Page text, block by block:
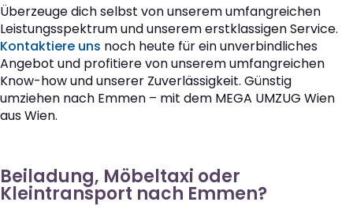
Überzeuge dich selbst von unserem umfangreichen
Leistungsspektrum und unserem erstklassigen Service.
Kontaktiere uns noch heute für ein unverbindliches
Angebot und profitiere von unserem umfangreichen
Know-how und unserer Zuverlässigkeit. Günstig
umziehen nach Emmen – mit dem MEGA UMZUG Wien
aus Wien.
Beiladung, Möbeltaxi oder
Kleintransport nach Emmen?